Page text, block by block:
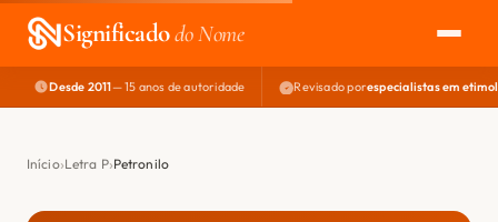
Significadodo Nome
EXPLORAR
NOME PERFEITO
Desde 2011— 15 anos de autoridade Revisado porespecialistas em
Início Letra P Petronilo